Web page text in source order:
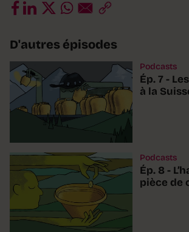
D'autres épisodes
Podcasts
Ép. 7 -
à la
Podcasts
Ép. 8 -
pièce de